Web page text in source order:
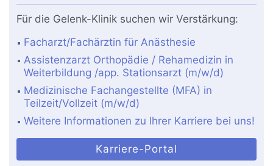
Für die Gelenk-Klinik suchen wir Verstärkung:
Facharzt/Fachärztin für Anästhesie
Assistenzarzt Orthopädie / Rehamedizin in
Weiterbildung /app. Stationsarzt (m/w/d)
Medizinische Fachangestellte (MFA) in
Teilzeit/Vollzeit (m/w/d)
Weitere Informationen zu Ihrer Karriere bei uns!
Karriere-Portal